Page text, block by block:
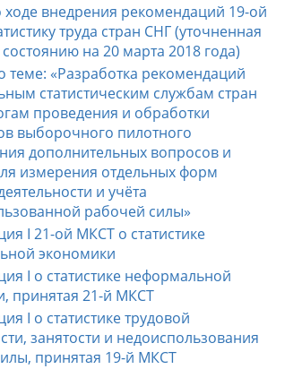
внедрения рекомендаций 19-ой
труда стран СНГ (уточненная
на 20 марта 2018 года)
теме: «Разработка рекомендаций
статистическим службам стран
проведения и обработки
выборочного пилотного
дополнительных вопросов и
измерения отдельных форм
и учёта
рабочей силы»
I 21-ой МКСТ о статистике
экономики
I о статистике неформальной
принятая 21-й МКСТ
I о статистике трудовой
занятости и недоиспользования
принятая 19-й МКСТ